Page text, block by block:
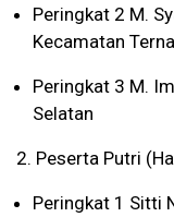
Peringkat 2 M.
Kecamatan
Peringkat 3 M.
Selatan
2. Peserta Putri
Peringkat 1 Sitti